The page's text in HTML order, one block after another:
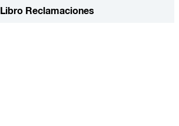
Libro Reclamaciones